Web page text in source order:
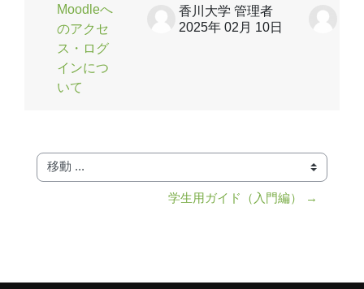
Moodleへ
のアクセ
ス・ログ
インにつ
いて
香川大学 管理者
2025年 02月 10日
移動 ...
学生用ガイド（入門編） →